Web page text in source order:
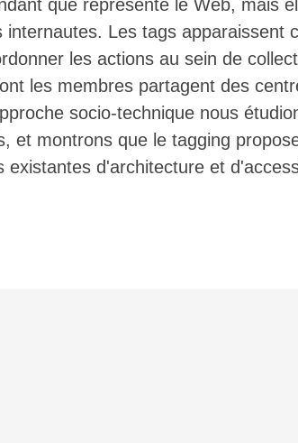
que représente le Web, mais
Les tags apparaissent
les actions au sein de
les membres partagent des
socio-technique nous
et montrons que le tagging
d'architecture et